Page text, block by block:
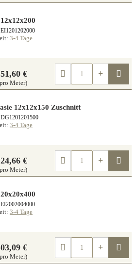
3-4 Tage
51,60 €
Meter)
12x12x150 Zuschnitt
3-4 Tage
24,66 €
Meter)
3-4 Tage
€
Meter)